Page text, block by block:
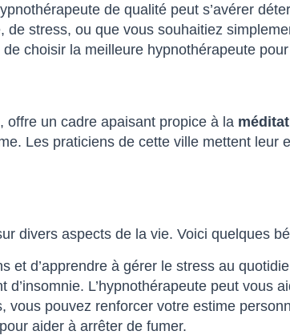
de qualité peut s’avérer
stress, ou que vous souhaitiez
choisir la meilleure hypnothérapeute
un cadre apaisant propice à la
Les praticiens de cette ville mettent
divers aspects de la vie. Voici quelques
et d’apprendre à gérer le stress au
d’insomnie. L’hypnothérapeute peut vous
vous pouvez renforcer votre estime
aider à arrêter de fumer.